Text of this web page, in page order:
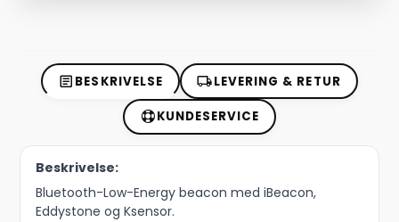
BESKRIVELSE LEVERING & RETUR
KUNDESERVICE
Beskrivelse:
Bluetooth-Low-Energy beacon med iBeacon,
Eddystone og Ksensor.